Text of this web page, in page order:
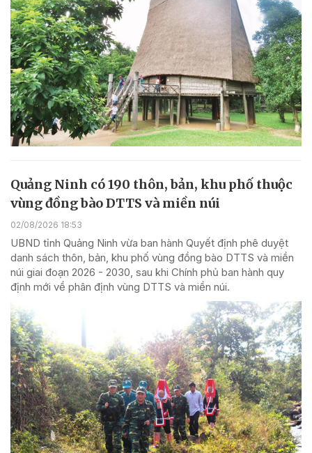
Quảng Ninh có 190 thôn, bản, khu phố thuộc
vùng đồng bào DTTS và miền núi
02/08/2026 18:53
UBND tỉnh Quảng Ninh vừa ban hành Quyết định phê duyệt
danh sách thôn, bản, khu phố vùng đồng bào DTTS và miền
núi giai đoạn 2026 - 2030, sau khi Chính phủ ban hành quy
định mới về phân định vùng DTTS và miền núi.